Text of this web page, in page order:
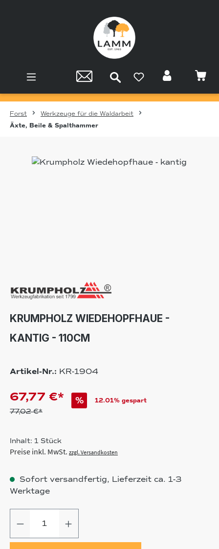
Forst
Werkzeuge für die Waldarbeit
Äxte, Beile & Spalthammer
Bildergalerie überspringen
KRUMPHOLZ WIEDEHOPFHAUE -
KANTIG - 110CM
Artikel-Nr.: KR-1904
67,77 €*
77,02 €*
% 12.01% gespart
Inhalt: 1 Stück
Preise inkl. MwSt. zzgl. Versandkosten
Sofort versandfertig, Lieferzeit ca. 1-3
Werktage